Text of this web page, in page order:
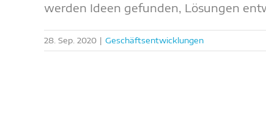
werden Ideen gefunden, Lösungen
28. Sep. 2020 | Geschäftsentwicklungen